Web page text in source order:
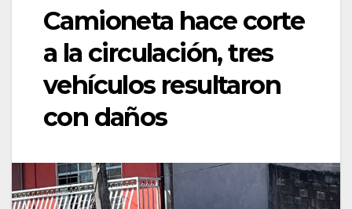
Camioneta hace corte
a la circulación, tres
vehículos resultaron
con daños